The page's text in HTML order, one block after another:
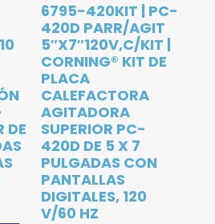
DE
6795-420KIT | PC-
420D PARR/AGIT
5″X7″120V,C/KIT |
CORNING® KIT DE
PLACA
CALEFACTORA
AGITADORA
SUPERIOR PC-
420D DE 5 X 7
PULGADAS CON
PANTALLAS
DIGITALES, 120
V/60 HZ